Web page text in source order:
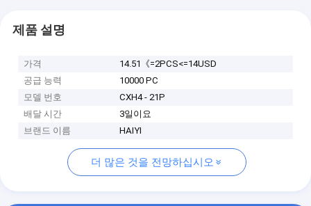
제품 설명
가격
14.51《=2PCS<=14USD
공급 능력
10000 PC
모델 번호
CXH4 - 21P
배달 시간
3일이요
브랜드 이름
HAIYI
더 많은 것을 전망하십시오